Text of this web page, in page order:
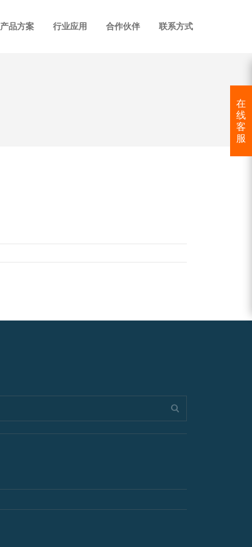
产品方案 行业应用 合作伙伴 联系方式
在
线
客
服